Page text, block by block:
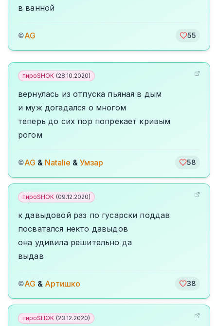
в ванной
©AG 55
пироSHOK (28.10.2020)
вернулась из отпуска пьяная в дым
и муж догадался о многом
теперь до сих пор попрекает кривым
рогом
©AG & Natalie & Умзар 58
пироSHOK (09.12.2020)
к давыдовой раз по гусарски поддав
посватался некто давыдов
она удивила решительно да
выдав
©AG & Артишко 38
пироSHOK (23.12.2020)